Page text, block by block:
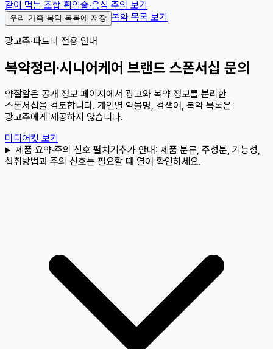
같이 먹는 조합 확인술·음식 주의 보기
우리 가족 복약 목록에 저장 복약 목록 보기
광고주·파트너 전용 안내
복약정리·시니어케어 브랜드 스폰서십 문의
약잘알은 공개 정보 페이지에서 광고와 복약 정보를 분리한
스폰서십을 검토합니다. 개인별 약물명, 검색어, 복약 목록은
광고주에게 제공하지 않습니다.
미디어킷 보기
제품 요약·주의 신호 펼치기 추가 안내: 제품 분류, 주성분, 기능성,
섭취방법과 주의 신호는 필요할 때 열어 확인하세요.